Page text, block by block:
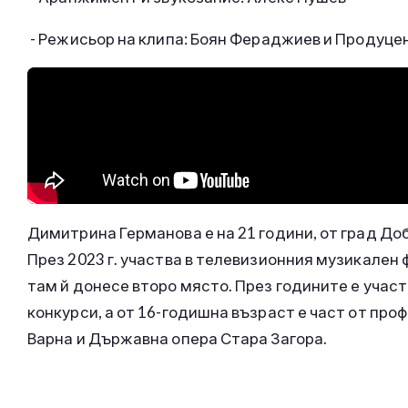
- Режисьор на клипа: Боян Фераджиев и
Димитрина Германова е на 21 години, от град
През 2023 г. участва в телевизионния
там й донесе второ място. През годините е
конкурси, а от 16-годишна възраст е част от
Варна и Държавна опера Стара Загора.